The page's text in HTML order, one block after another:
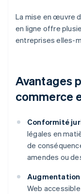
La mise en œuvre
en ligne offre
entreprises elles-
Avantages
commerce
Conformité
légales en
de
amendes ou
Web